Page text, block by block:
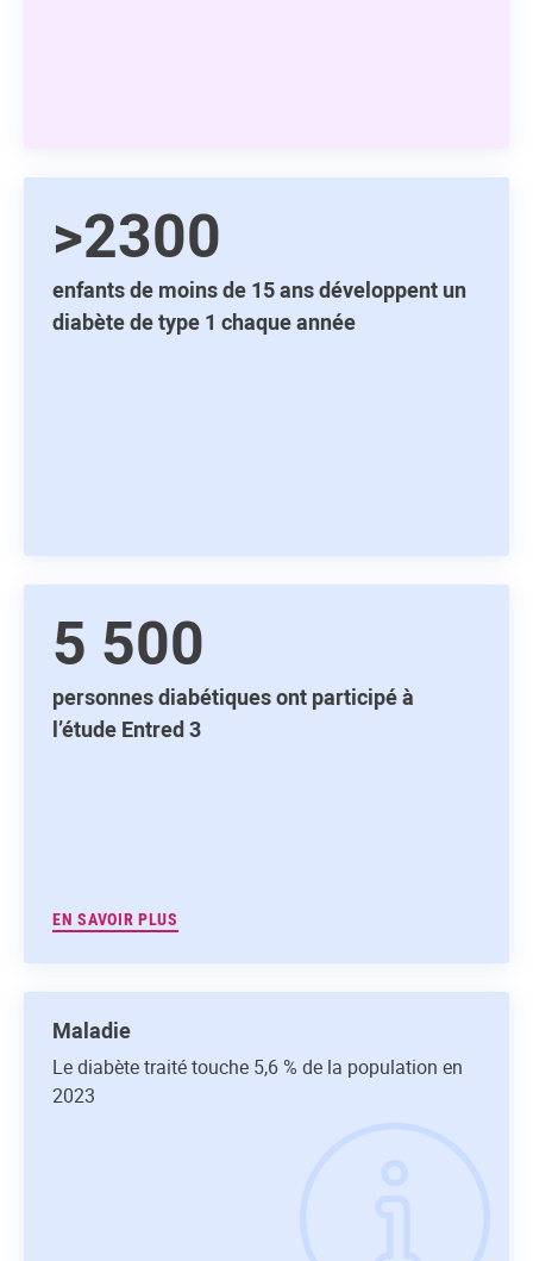
>2300
enfants de moins de 15 ans développent un
diabète de type 1 chaque année
5 500
personnes diabétiques ont participé à
l’étude Entred 3
EN SAVOIR PLUS
Maladie
Le diabète traité touche 5,6 % de la population en
2023